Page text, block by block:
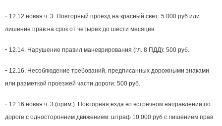
- 12.12 новая ч. 3. Повторный проезд на красный свет: 5 000 руб или
лишение прав на срок от четырех до шести месяцев.
- 12.14. Нарушение правил маневрирования (гл. 8 ПДД): 500 руб.
- 12.16. Несоблюдение требований, предписанных дорожными знаками
или разметкой проезжей части дороги: 500 руб.
- 12.16 новая ч. 3 (прим.). Повторная езда во встречном направлении по
дороге с односторонним движением: штраф 10 000 руб с лишением прав